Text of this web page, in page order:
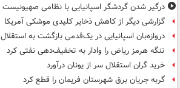
درگیر شدن گردشگر اسپانیایی با نظامی صهیونیست
گزارشی دیگر از کاهش ذخایر کلیدی موشکی آمریکا
دروازه‌بان اسپانیایی در یک‌قدمی بازگشت به استقلال
تنگه هرمز ریاض را وادار به تخفیف‌دهی نفتی کرد
خرید گران استقلال سر از یونان درآورد
گربه جریان برق شهرستان فریمان را قطع کرد